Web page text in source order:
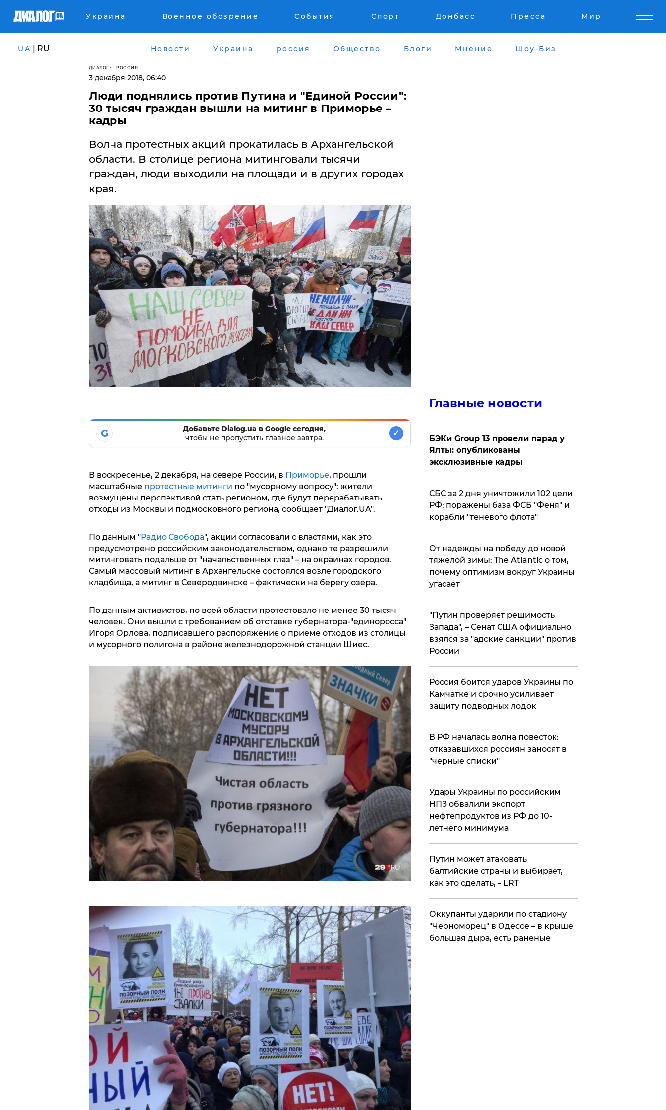
Украина Военное обозрение События Спорт Донбасс Пресса Мир
UA | RU Новости Украина россия Общество Блоги Мнение Шоу-Биз
ДИАЛОГ РОССИЯ
3 декабря 2018, 06:40
Люди поднялись против Путина и "Единой России":
30 тысяч граждан вышли на митинг в Приморье –
кадры
Волна протестных акций прокатилась в Архангельской
области. В столице региона митинговали тысячи
граждан, люди выходили на площади и в других городах
края.
G
Добавьте Dialog.ua в Google сегодня,
чтобы не пропустить главное завтра.
✓
В воскресенье, 2 декабря, на севере России, в Приморье, прошли
масштабные протестные митинги по "мусорному вопросу": жители
возмущены перспективой стать регионом, где будут перерабатывать
отходы из Москвы и подмосковного региона, сообщает "Диалог.UA".
По данным "Радио Свобода", акции согласовали с властями, как это
предусмотрено российским законодательством, однако те разрешили
митинговать подальше от "начальственных глаз" – на окраинах городов.
Самый массовый митинг в Архангельске состоялся возле городского
кладбища, а митинг в Северодвинске – фактически на берегу озера.
По данным активистов, по всей области протестовало не менее 30 тысяч
человек. Они вышли с требованием об отставке губернатора-"единоросса"
Игоря Орлова, подписавшего распоряжение о приеме отходов из столицы
и мусорного полигона в районе железнодорожной станции Шиес.
Главные новости
​БЭКи Group 13 провели парад у
Ялты: опубликованы
эксклюзивные кадры
СБС за 2 дня уничтожили 102 цели
РФ: поражены база ФСБ "Феня" и
корабли "теневого флота"
От надежды на победу до новой
тяжелой зимы: The Atlantic о том,
почему оптимизм вокруг Украины
угасает
"Путин проверяет решимость
Запада", – Сенат США официально
взялся за "адские санкции" против
России
Россия боится ударов Украины по
Камчатке и срочно усиливает
защиту подводных лодок
​В РФ началась волна повесток:
отказавшихся россиян заносят в
"черные списки"
Удары Украины по российским
НПЗ обвалили экспорт
нефтепродуктов из РФ до 10-
летнего минимума
Путин может атаковать
балтийские страны и выбирает,
как это сделать, – LRT
Оккупанты ударили по стадиону
"Черноморец" в Одессе – в крыше
большая дыра, есть раненые